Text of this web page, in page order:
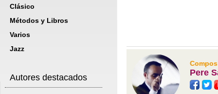
Clásico
Métodos y Libros
Varios
Jazz
Autores destacados
Pere